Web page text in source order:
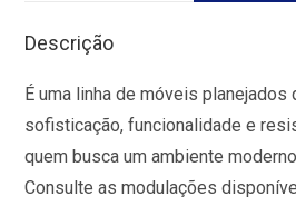
Descrição
É uma linha de móveis planejados
sofisticação, funcionalidade e
quem busca um ambiente
Consulte as modulações